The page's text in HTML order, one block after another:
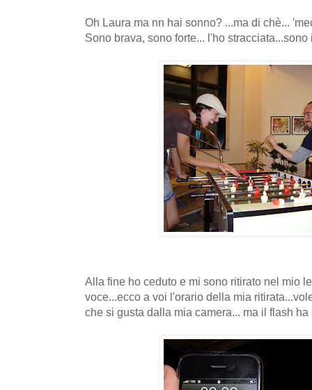
Oh Laura ma nn hai sonno? ...ma di chè...
Sono brava, sono forte... l'ho stracciata...sono
Alla fine ho ceduto e mi sono ritirato nel mio
voce...ecco a voi l'orario della mia
che si gusta dalla mia camera... ma il flash